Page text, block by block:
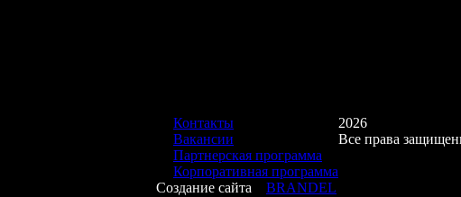
Контакты
Вакансии
Партнерская программа
Корпоративная программа
2026
Все права
Создание сайта BRANDEL